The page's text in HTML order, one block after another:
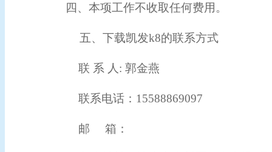
四、本项工作不收取任何费用。
五、下载凯发k8的联系方式
联 系 人 : 郭金燕
联系电话 ： 15588869097
邮 箱：